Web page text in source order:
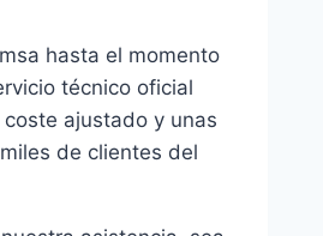
hasta el momento
técnico oficial
ajustado y unas
de clientes del